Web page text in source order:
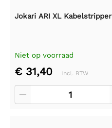
Jokari ARI XL Kabelstripper
Niet op voorraad
€ 31,40 Incl. BTW